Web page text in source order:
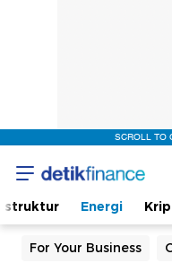
SCROLL TO
Energi
For Your Business